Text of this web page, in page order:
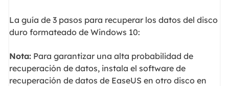
La guía de 3 pasos para recuperar los datos del disco
duro formateado de Windows 10:
Nota:Para garantizar una alta probabilidad de
recuperación de datos, instala el software de
recuperación de datos de EaseUS en otro disco en